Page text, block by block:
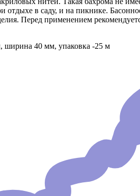
в саду, и на пикнике.
Перед применением
ширина 40 мм, упаковка -25 м